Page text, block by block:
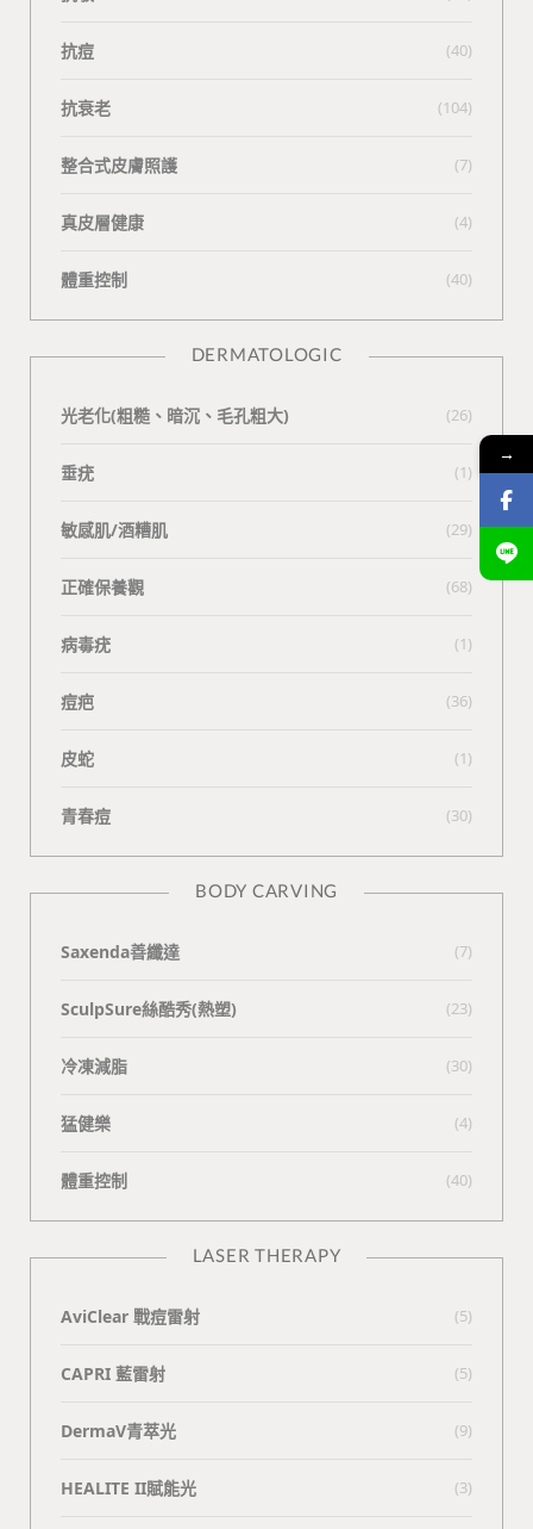
抗痘 (40)
抗衰老 (104)
整合式皮膚照護 (7)
真皮層健康 (4)
體重控制 (40)
DERMATOLOGIC
光老化(粗糙、暗沉、毛孔粗大) (26)
垂疣 (1)
敏感肌/酒糟肌 (29)
正確保養觀 (68)
病毒疣 (1)
痘疤 (36)
皮蛇 (1)
青春痘 (30)
BODY CARVING
Saxenda善纖達 (7)
SculpSure絲酷秀(熱塑) (23)
冷凍減脂 (30)
猛健樂 (4)
體重控制 (40)
LASER THERAPY
AviClear 戰痘雷射 (5)
CAPRI 藍雷射 (5)
DermaV青萃光 (9)
HEALITE II賦能光 (3)
→